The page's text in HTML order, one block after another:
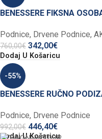
BENESSERE FIKSNA
Podnice, Drvene Podnice,
760,00€ 342,00€
Dodaj U Košaricu
-55%
BENESSERE RUČNO
Podnice, Drvene Podnice
992,00€ 446,40€
Dodaj U Košaricu